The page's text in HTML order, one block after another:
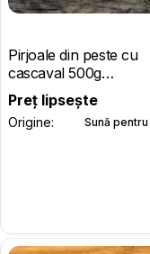
Pirjoale din peste cu
cascaval 500g
(semifabricate
Preț lipsește
Origine: Sună